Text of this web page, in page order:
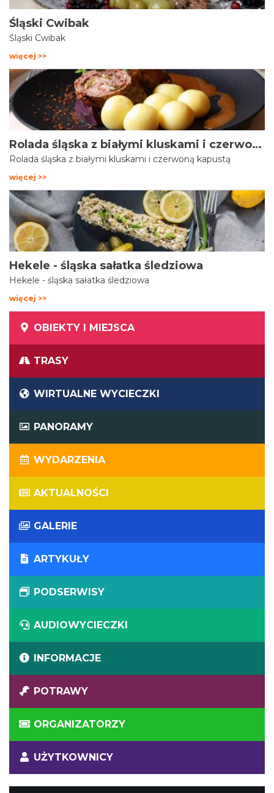
Śląski Cwibak
Śląski Cwibak
więcej >>
Rolada śląska z białymi kluskami i czerwoną kapustą
Rolada śląska z białymi kluskami i czerwoną kapustą
więcej >>
Hekele - śląska sałatka śledziowa
Hekele - śląska sałatka śledziowa
więcej >>
OBIEKTY I MIEJSCA
TRASY
WIRTUALNE WYCIECZKI
PANORAMY
WYDARZENIA
AKTUALNOŚCI
GALERIE
ARTYKUŁY
PODSERWISY
AUDIOWYCIECZKI
INFORMACJE
POTRAWY
ORGANIZATORZY
UŻYTKOWNICY